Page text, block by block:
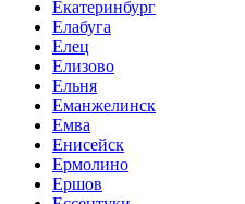
Екатеринбург
Елабуга
Елец
Елизово
Ельня
Еманжелинск
Емва
Енисейск
Ермолино
Ершов